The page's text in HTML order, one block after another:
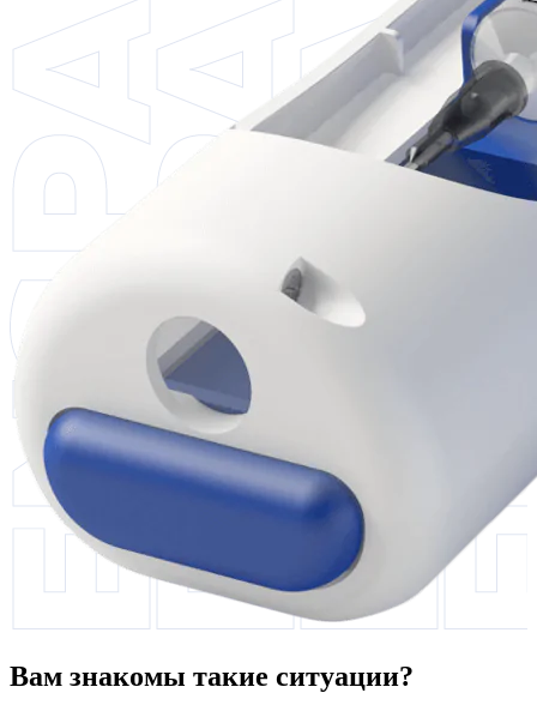
Вам знакомы такие ситуации?